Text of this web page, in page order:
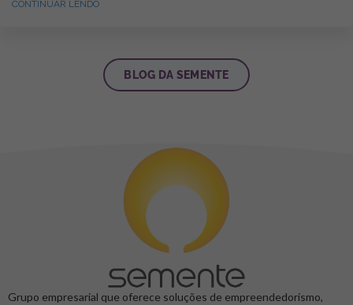
CONTINUAR LENDO
BLOG DA SEMENTE
Grupo empresarial que oferece soluções de empreendedorismo,